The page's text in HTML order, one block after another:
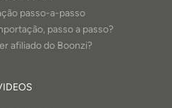
passo-a-passo
passo a passo?
afiliado do Boonzi?